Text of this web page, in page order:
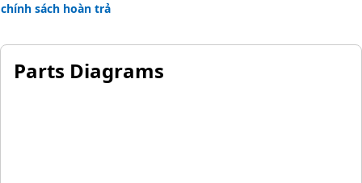
chính sách hoàn trả
Parts Diagrams